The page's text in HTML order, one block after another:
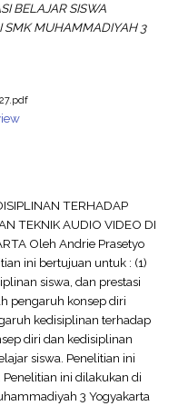
BELAJAR SISWA
SMK MUHAMMADIYAH 3
TERHADAP
TEKNIK AUDIO VIDEO DI
Oleh Andrie Prasetyo
ini bertujuan untuk : (1)
siswa, dan prestasi
pengaruh konsep diri
kedisiplinan terhadap
diri dan kedisiplinan
siswa. Penelitian ini
ini dilakukan di
3 Yogyakarta